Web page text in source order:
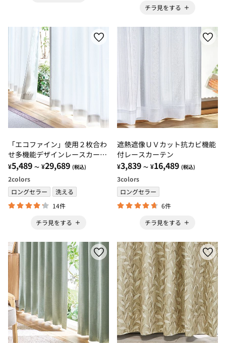
チラ見をする
「エコファイン」使用２枚合わ
せ多機能デザインレースカーテ
ン
¥5,489 ～ ¥29,689 (税込)
2colors
ロングセラー
洗える
14件
チラ見をする
遮熱遮像ＵＶカット抗カビ機能
付レースカーテン
¥3,839 ～ ¥16,489 (税込)
3colors
ロングセラー
6件
チラ見をする